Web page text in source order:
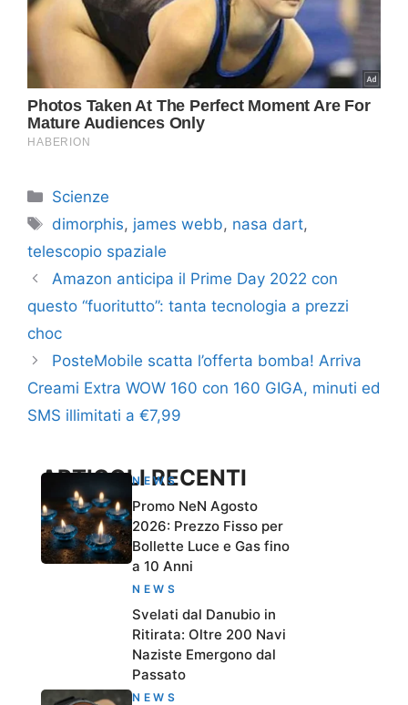
Categorie
Scienze
Tag
dimorphis, james webb, nasa dart,
telescopio spaziale
Amazon anticipa il Prime Day 2022 con
questo “fuoritutto”: tanta tecnologia a prezzi
choc
PosteMobile scatta l’offerta bomba! Arriva
Creami Extra WOW 160 con 160 GIGA, minuti ed
SMS illimitati a €7,99
ARTICOLI RECENTI
NEWS
Promo NeN Agosto
2026: Prezzo Fisso per
Bollette Luce e Gas fino
a 10 Anni
NEWS
Svelati dal Danubio in
Ritirata: Oltre 200 Navi
Naziste Emergono dal
Passato
NEWS